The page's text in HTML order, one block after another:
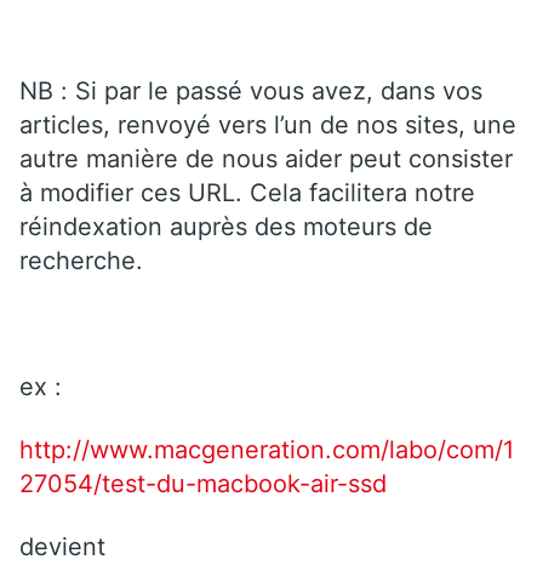
NB : Si par le passé vous avez, dans vos
articles, renvoyé vers l’un de nos sites, une
autre manière de nous aider peut consister
à modifier ces URL. Cela facilitera notre
réindexation auprès des moteurs de
recherche.
ex :
http://www.macgeneration.com/labo/com/1
27054/test-du-macbook-air-ssd
devient